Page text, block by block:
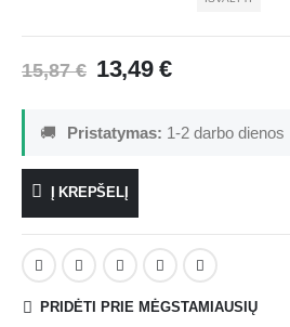
15,87€ 13,49 €
🚚 Pristatymas: 1-2 darbo dienos
Į KREPŠELĮ
PRIDĖTI PRIE MĖGSTAMIAUSIŲ